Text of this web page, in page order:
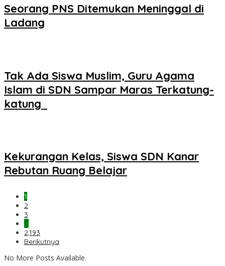
Seorang PNS Ditemukan Meninggal di
Ladang
Tak Ada Siswa Muslim, Guru Agama
Islam di SDN Sampar Maras Terkatung-
katung ‎
Kekurangan Kelas, Siswa SDN Kanar
Rebutan Ruang Belajar
1
2
3
…
2,193
Berikutnya
No More Posts Available.